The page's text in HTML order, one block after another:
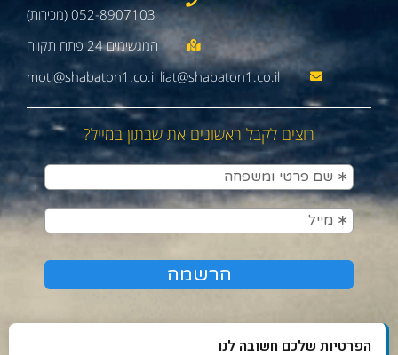
052-8907103 (מכירות)
moti@shabaton1.co.il liat@shabaton1.co.il
רוצים לקבל ראשונים את שבתון במייל?
הפרטיות שלכם חשובה לנו